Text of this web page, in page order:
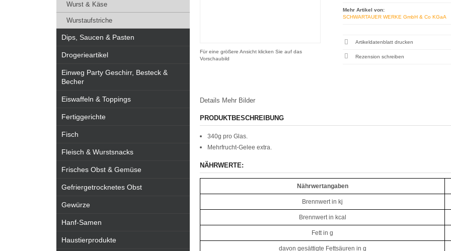
Für eine größere Ansicht klicken Sie auf das
Vorschaubild
Mehr Artikel von:
SCHWARTAUER WERKE GmbH & Co KGaA
Artikeldatenblatt drucken
Rezension schreiben
Details Mehr Bilder
PRODUKTBESCHREIBUNG
340g pro Glas.
Mehrfrucht-Gelee extra.
NÄHRWERTE:
Nährwertangaben
Brennwert in kj
Brennwert in kcal
Fett in g
davon gesättigte Fettsäuren in g
Wurst & Käse
Wurstaufstriche
Dips, Saucen & Pasten
Drogerieartikel
Einweg Party Geschirr, Besteck &
Becher
Eiswaffeln & Toppings
Fertiggerichte
Fisch
Fleisch & Wurstsnacks
Frisches Obst & Gemüse
Gefriergetrocknetes Obst
Gewürze
Hanf-Samen
Haustierprodukte